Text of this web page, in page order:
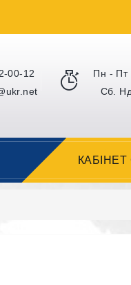
00-12
Пн - Пт
Сб.